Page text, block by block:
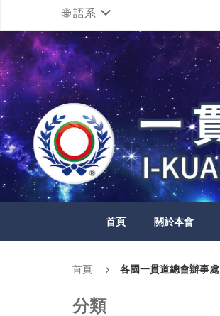
語系
首頁 關於本會
首頁 各國一貫道總會辦事處
分類